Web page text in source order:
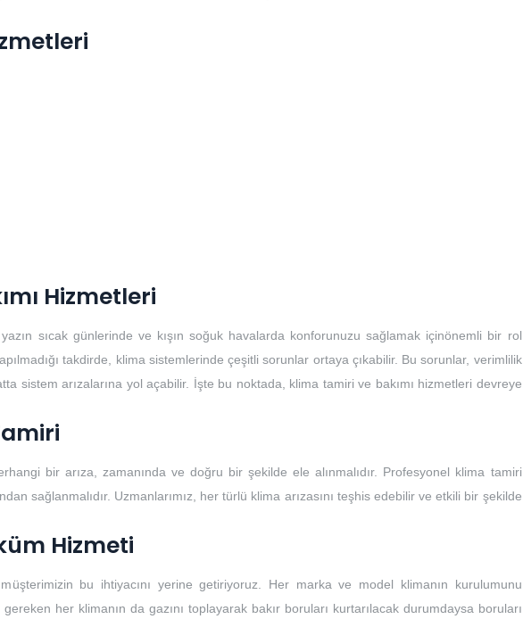
Hizmetleri
sıcak günlerinde ve kışın soğuk havalarda konforunuzu sağlamak içinönemli bir rol
takdirde, klima sistemlerinde çeşitli sorunlar ortaya çıkabilir. Bu sorunlar, verimlilik
sistem arızalarına yol açabilir. İşte bu noktada, klima tamiri ve bakımı hizmetleri devreye
bir arıza, zamanında ve doğru bir şekilde ele alınmalıdır. Profesyonel klima tamiri
sağlanmalıdır. Uzmanlarımız, her türlü klima arızasını teşhis edebilir ve etkili bir şekilde
Hizmeti
bu ihtiyacını yerine getiriyoruz. Her marka ve model klimanın kurulumunu
her klimanın da gazını toplayarak bakır boruları kurtarılacak durumdaysa boruları